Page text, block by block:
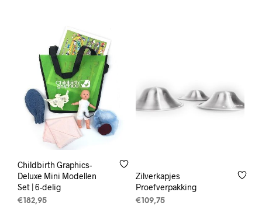
Childbirth Graphics-
Deluxe Mini Modellen
Set | 6-delig
€ 182,95
Zilverkapjes
Proefverpakking
€109,75